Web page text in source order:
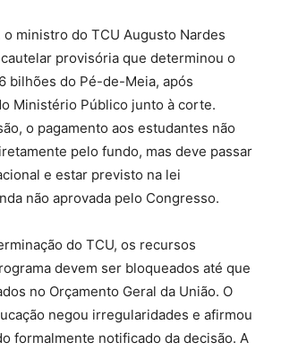
o ministro do TCU Augusto Nardes
provisória que determinou o
bilhões do Pé-de-Meia, após
Ministério Público junto à corte.
o pagamento aos estudantes não
pelo fundo, mas deve passar
e estar previsto na lei
não aprovada pelo Congresso.
do TCU, os recursos
devem ser bloqueados até que
no Orçamento Geral da União. O
negou irregularidades e afirmou
formalmente notificado da decisão. A